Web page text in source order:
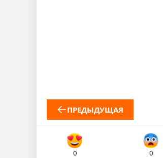
ПРЕДЫДУЩАЯ
0 0